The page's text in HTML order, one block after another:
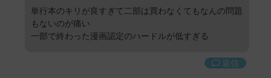
単行本のキリが良すぎて二部は買わなくてもなんの問題
もないのが痛い
一部で終わった漫画認定のハードルが低すぎる
返信